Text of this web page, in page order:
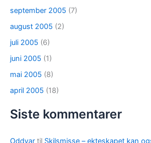
september 2005 (7)
august 2005 (2)
juli 2005 (6)
juni 2005 (1)
mai 2005 (8)
april 2005 (18)
Siste kommentarer
Oddvar til Skilsmisse – ekteskapet kan